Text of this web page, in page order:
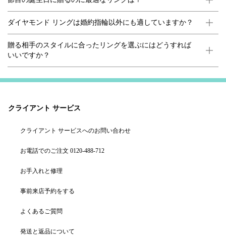
ダイヤモンド リングは婚約指輪以外にも適していますか？
贈る相手のスタイルに合ったリングを選ぶにはどうすれば
いいですか？
クライアント サービス
クライアント サービスへのお問い合わせ
お電話でのご注文 0120-488-712
お手入れと修理
事前来店予約をする
よくあるご質問
発送と返品について